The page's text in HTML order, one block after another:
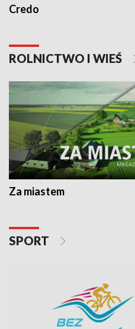
Credo
ROLNICTWO I WIEŚ
Za miastem
SPORT